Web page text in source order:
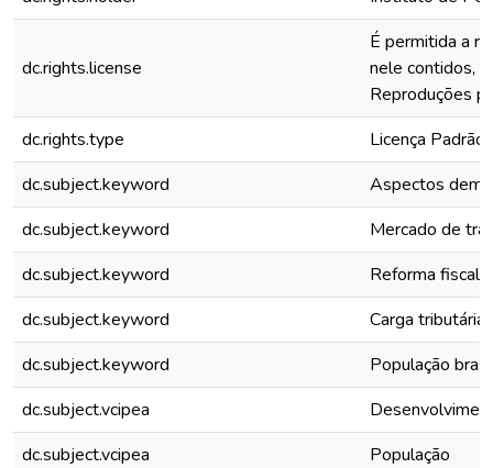
dc.rights.license
É permitida a
nele contidos,
Reproduções
dc.rights.type
Licença Padrão
dc.subject.keyword
Aspectos
dc.subject.keyword
Mercado de
dc.subject.keyword
Reforma fiscal
dc.subject.keyword
Carga tributária
dc.subject.keyword
População
dc.subject.vcipea
dc.subject.vcipea
População